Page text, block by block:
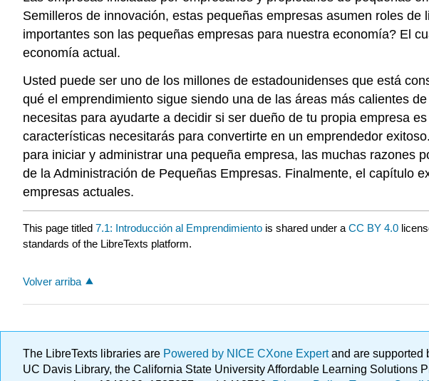
Semilleros de innovación, estas pequeñas empresas asumen roles
importantes son las pequeñas empresas para nuestra economía? El
economía actual.
Usted puede ser uno de los millones de estadounidenses que está
qué el emprendimiento sigue siendo una de las áreas más calientes
necesitas para ayudarte a decidir si ser dueño de tu propia empresa
características necesitarás para convertirte en un emprendedor
para iniciar y administrar una pequeña empresa, las muchas razones
de la Administración de Pequeñas Empresas. Finalmente, el capítulo
empresas actuales.
This page titled 7.1: Introducción al Emprendimiento is shared under a CC BY 4.0
standards of the LibreTexts platform.
Volver arriba
The LibreTexts libraries are Powered by NICE CXone Expertand are supported
UC Davis Library, the California State University Affordable Learning